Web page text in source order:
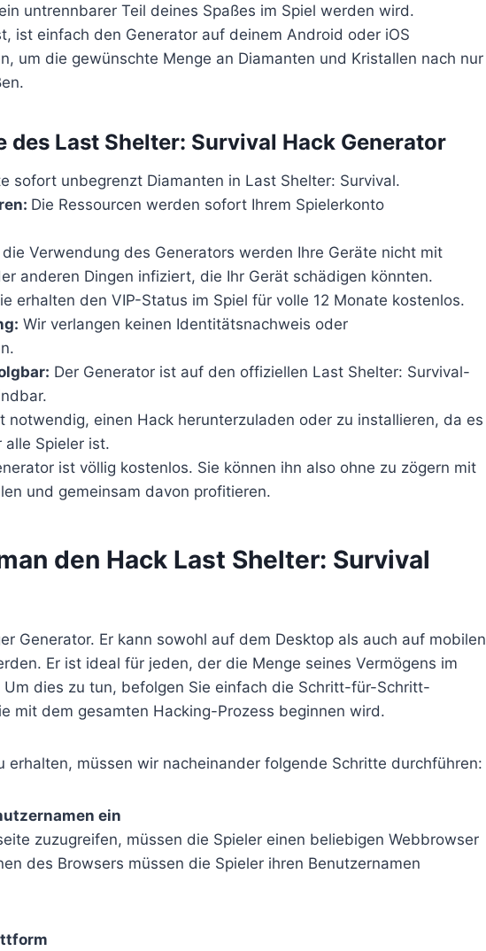
untrennbarer Teil deines Spaßes im Spiel werden wird.
ist einfach den Generator auf deinem Android oder iOS
um die gewünschte Menge an Diamanten und Kristallen nach nur
des Last Shelter: Survival Hack Generator
sofort unbegrenzt Diamanten in Last Shelter: Survival.
Die Ressourcen werden sofort Ihrem Spielerkonto
die Verwendung des Generators werden Ihre Geräte nicht mit
anderen Dingen infiziert, die Ihr Gerät schädigen könnten.
erhalten den VIP-Status im Spiel für volle 12 Monate kostenlos.
Wir verlangen keinen Identitätsnachweis oder
Der Generator ist auf den offiziellen Last Shelter: Survival-
notwendig, einen Hack herunterzuladen oder zu installieren, da es
alle Spieler ist.
ist völlig kostenlos. Sie können ihn also ohne zu zögern mit
und gemeinsam davon profitieren.
den Hack Last Shelter: Survival
Generator. Er kann sowohl auf dem Desktop als auch auf mobilen
Er ist ideal für jeden, der die Menge seines Vermögens im
Um dies zu tun, befolgen Sie einfach die Schritt-für-Schritt-
mit dem gesamten Hacking-Prozess beginnen wird.
erhalten, müssen wir nacheinander folgende Schritte durchführen:
ein
zuzugreifen, müssen die Spieler einen beliebigen Webbrowser
des Browsers müssen die Spieler ihren Benutzernamen